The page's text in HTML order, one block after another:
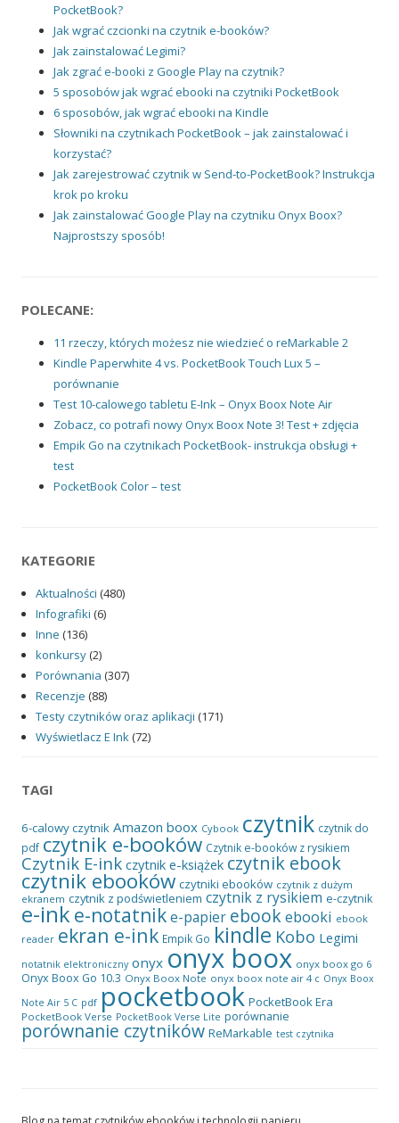
PocketBook?
Jak wgrać czcionki na czytnik e-booków?
Jak zainstalować Legimi?
Jak zgrać e-booki z Google Play na czytnik?
5 sposobów jak wgrać ebooki na czytniki PocketBook
6 sposobów, jak wgrać ebooki na Kindle
Słowniki na czytnikach PocketBook – jak zainstalować i
korzystać?
Jak zarejestrować czytnik w Send-to-PocketBook? Instrukcja
krok po kroku
Jak zainstalować Google Play na czytniku Onyx Boox?
Najprostszy sposób!
POLECANE:
11 rzeczy, których możesz nie wiedzieć o reMarkable 2
Kindle Paperwhite 4 vs. PocketBook Touch Lux 5 –
porównanie
Test 10-calowego tabletu E-Ink – Onyx Boox Note Air
Zobacz, co potrafi nowy Onyx Boox Note 3! Test + zdjęcia
Empik Go na czytnikach PocketBook- instrukcja obsługi +
test
PocketBook Color – test
KATEGORIE
Aktualności (480)
Infografiki (6)
Inne (136)
konkursy(2)
Porównania (307)
Recenzje (88)
Testy czytników oraz aplikacji (171)
Wyświetlacz E Ink(72)
TAGI
6-calowy czytnik Amazon boox Cybook czytnik czytnik do
pdf czytnik e-booków Czytnik e-booków z rysikiem
Czytnik E-ink czytnik e-książek czytnik ebook
czytnik ebooków czytniki ebooków czytnik z dużym
ekranem czytnik z podświetleniem czytnik z rysikiem e-czytnik
e-ink e-notatnike-papier ebookebooki ebook
reader ekran e-ink Empik Go kindle Kobo Legimi
notatnik elektroniczny onyx onyx boox onyx boox go 6
Onyx Boox Go 10.3 Onyx Boox Note onyx boox note air 4 c Onyx Boox
Note Air 5 C pdf pocketbook PocketBook Era
PocketBook Verse PocketBook Verse Lite porównanie
porównanie czytników ReMarkable test czytnika